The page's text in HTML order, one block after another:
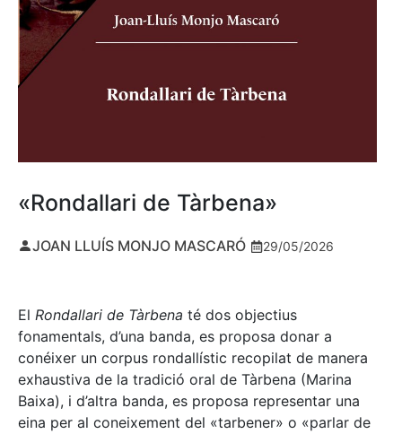
«Rondallari de Tàrbena»
JOAN LLUÍS MONJO MASCARÓ 29/05/2026
El Rondallari de Tàrbena té dos objectius
fonamentals, d’una banda, es proposa donar a
conéixer un corpus rondallístic recopilat de manera
exhaustiva de la tradició oral de Tàrbena (Marina
Baixa), i d’altra banda, es proposa representar una
eina per al coneixement del «tarbener» o «parlar de